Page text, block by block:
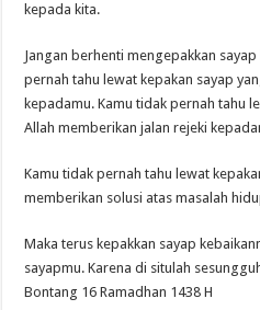
kepada kita.
Jangan berhenti mengepakkan
pernah tahu lewat kepakan sayap
kepadamu. Kamu tidak pernah tahu
Allah memberikan jalan rejeki
Kamu tidak pernah tahu lewat
memberikan solusi atas masalah
Maka terus kepakkan sayap
sayapmu. Karena di situlah
Bontang 16 Ramadhan 1438 H